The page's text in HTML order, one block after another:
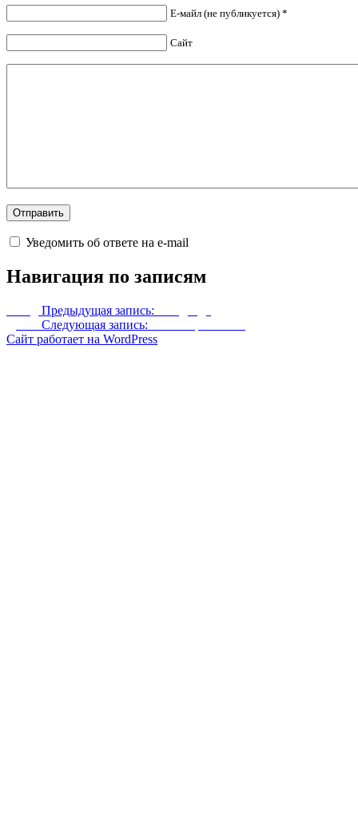
Е-майл (не публикуется) *
Сайт
Уведомить об ответе на e-mail
Навигация по записям
Предыдущая запись:
Следующая запись:
Сайт работает на WordPress